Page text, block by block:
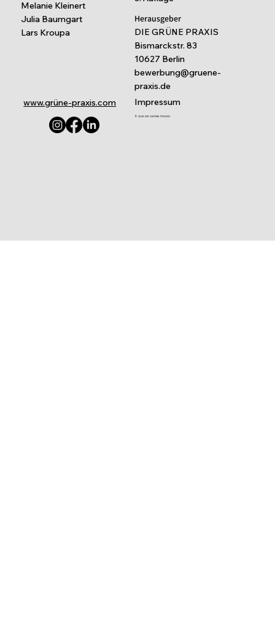
Herausgeber
DIE GRÜNE PRAXIS
Bismarckstr. 83
10627 Berlin
bewerbung@gruene-
praxis.de
www.grüne-praxis.com
Melanie Kleinert
Julia Baumgart
Lars Kroupa
Impressum
© 2025 DIE GRÜNE PRAXIS